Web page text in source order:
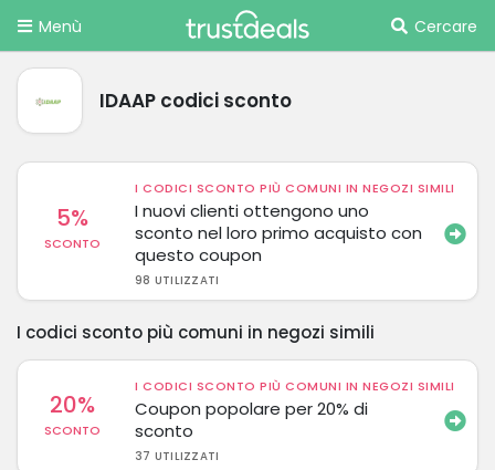
Menù Cercare
IDAAP codici sconto
5%
SCONTO
I CODICI SCONTO PIÙ COMUNI IN NEGOZI SIMILI
I nuovi clienti ottengono uno
sconto nel loro primo acquisto con
questo coupon
98 UTILIZZATI
I codici sconto più comuni in negozi simili
20%
SCONTO
I CODICI SCONTO PIÙ COMUNI IN NEGOZI SIMILI
Coupon popolare per 20% di
sconto
37 UTILIZZATI